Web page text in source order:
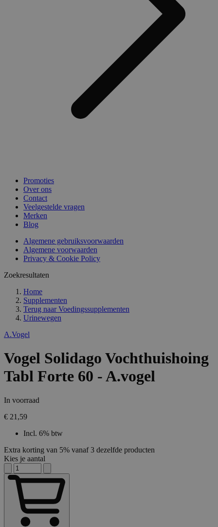
Promoties
Over ons
Contact
Veelgestelde vragen
Merken
Blog
Algemene gebruiksvoorwaarden
Algemene voorwaarden
Privacy & Cookie Policy
Zoekresultaten
Home
Supplementen
Terug naar Voedingssupplementen
Urinewegen
A.Vogel
Vogel Solidago Vochthuishoing
Tabl Forte 60 - A.vogel
In voorraad
€ 21,59
Incl. 6% btw
Extra korting van 5% vanaf 3 dezelfde producten
Kies je aantal